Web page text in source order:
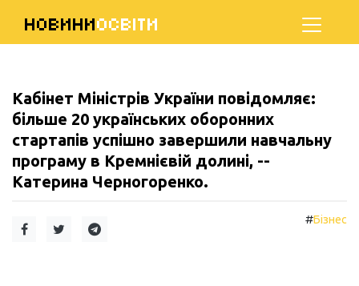
НОВИНИОСВІТИ
Кабінет Міністрів України повідомляє:
більше 20 українських оборонних
стартапів успішно завершили навчальну
програму в Кремнієвій долині, --
Катерина Черногоренко.
#Бізнес